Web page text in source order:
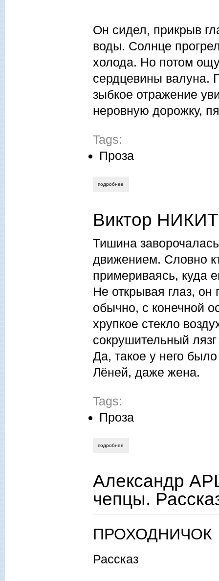
Он сидел, прикрыв
воды. Солнце
холода. Но потом
сердцевины валуна.
зыбкое отражение
неровную дорожку,
Tags:
Проза
подробнее
Виктор
Тишина
движением. Словно
примериваясь, куда
Не открывая глаз,
обычно, с конечной
хрупкое стекло
сокрушительный
Да, такое у него
Лёней, даже жена.
Tags:
Проза
подробнее
Александр
чепцы.
ПРОХОДНИЧОК
Рассказ